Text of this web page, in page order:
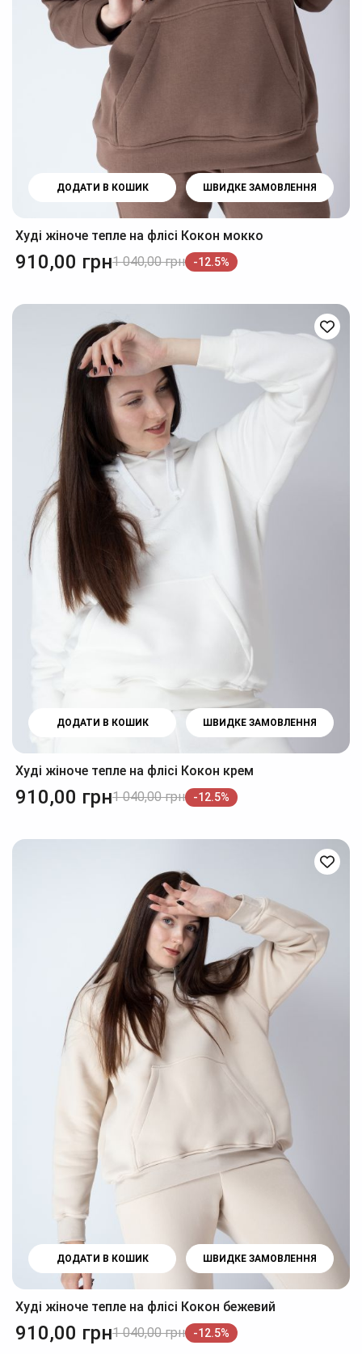
ДОДАТИ В КОШИК ШВИДКЕ ЗАМОВЛЕННЯ
Худі жіноче тепле на флісі Кокон мокко
910,00 грн1 040,00 грн -12.5%
ДОДАТИ В КОШИК ШВИДКЕ ЗАМОВЛЕННЯ
Худі жіноче тепле на флісі Кокон крем
910,00 грн1 040,00 грн -12.5%
ДОДАТИ В КОШИК ШВИДКЕ ЗАМОВЛЕННЯ
Худі жіноче тепле на флісі Кокон бежевий
910,00 грн1 040,00 грн -12.5%